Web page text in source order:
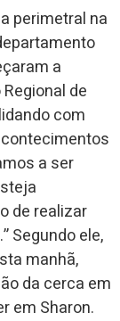
perimetral na
a
de
com
a ser
de realizar
Segundo ele,
manhã,
da cerca em
em Sharon.